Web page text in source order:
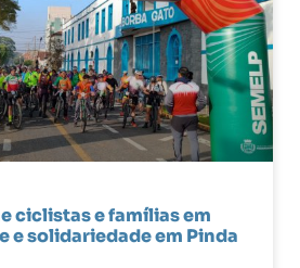
ciclistas e famílias em
e solidariedade em Pinda